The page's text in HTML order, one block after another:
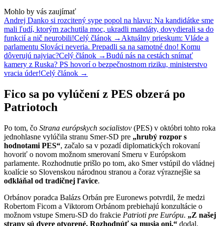
Mohlo by vás zaujímať
Andrej Danko si rozcitený sype popol na hlavu: Na kandidátke sme
mali ľudí, ktorým zachutila moc, ukradli mandáty, dovydierali sa do
funkcií a nič neurobili!Celý článok →Aktuálny prieskum: Vláde a
parlamentu Slováci neveria. Prepadli sa na samotné dno! Komu
dôverujú najviac?Celý článok →Budú nás na cestách snímať
kamery z Ruska? PS hovorí o bezpečnostnom riziku, ministerstvo
vracia úder!Celý článok →
Fico sa po vylúčení z PES obzerá po
Patriotoch
Po tom, čo Strana európskych socialistov (PES) v októbri tohto roka
jednohlasne vylúčila stranu Smer-SD pre „hrubý rozpor s
hodnotami PES“, začalo sa v pozadí diplomatických rokovaní
hovoriť o novom možnom smerovaní Smeru v Európskom
parlamente. Rozhodnutie prišlo po tom, ako Smer vstúpil do vládnej
koalície so Slovenskou národnou stranou a čoraz výraznejšie sa
odkláňal od tradičnej ľavice.
Orbánov poradca Balázs Orbán pre Euronews potvrdil, že medzi
Robertom Ficom a Viktorom Orbánom prebiehajú konzultácie o
možnom vstupe Smeru-SD do frakcie Patrioti pre Európu. „Z našej
strany sú dvere otvorené. Rozhodnúť sa musia oni,“ dodal.